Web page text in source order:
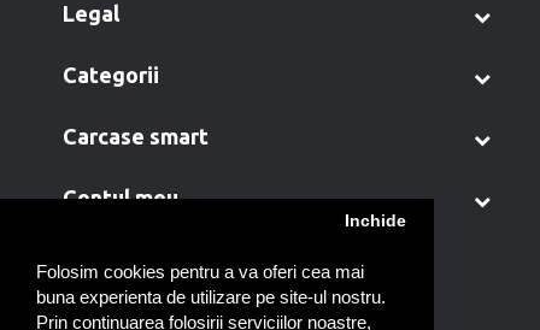
Folosim cookies pentru a va oferi cea mai
buna experienta de utilizare pe site-ul nostru.
Prin continuarea folosirii serviciilor noastre,
Inchide
legal
categorii
carcase smart
contul meu